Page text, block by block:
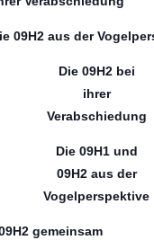
09H2 aus der
Die 09H2 bei
ihrer
Verabschiedung
Die 09H1 und
09H2 aus der
Vogelperspektive
gemeinsam